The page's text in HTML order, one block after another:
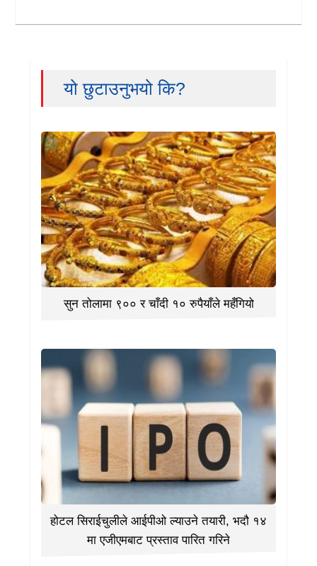
यो छुटाउनुभयो कि?
सुन तोलामा ९०० र चाँदी १० रुपैयाँले महँगियो
होटल सिराईचुलीले आईपीओ ल्याउने तयारी, भदौ १४
मा एजीएमबाट प्रस्ताव पारित गरिने